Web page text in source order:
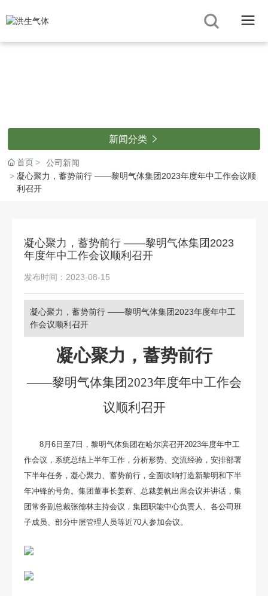
新闻分类 
首页
公司新闻
凝心聚力，蓄势前行 ——黎明气体集团2023年度年中工作会议顺
利召开
凝心聚力，蓄势前行 ——黎明气体集团2023
年度年中工作会议顺利召开
发布时间：2023-08-15
凝心聚力，蓄势前行 ——黎明气体集团2023年度年中工
作会议顺利召开
凝心聚力，蓄势前行
——黎明气体集团2023年度年中工作会
议顺利召开
8月6日至7日，黎明气体集团在哈尔滨召开2023年度年中工
作会议，系统总结上半年工作，分析形势、交流经验，安排部署
下半年任务，凝心聚力、蓄势前行，全面吹响打造新黎明和下半
年冲锋的号角。集团董事长姜辉、总裁姜帆出席会议并讲话，集
团常务副总裁张德林主持会议，集团职能中心负责人、各公司班
子成员、部分中层管理人员等近70人参加会议。